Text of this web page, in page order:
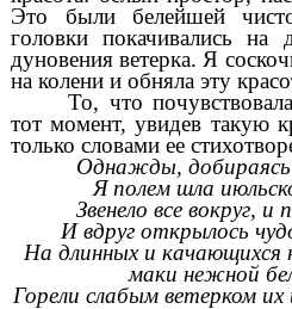
Это были белейшей
головки покачивались на
дуновения ветерка. Я
на колени и обняла эту
То, что
тот момент, увидев такую
только словами ее
Однажды, добираясь
Я полем шла
Звенело все вокруг,
И вдруг открылось
На длинных и качающихся
маки нежной
Горели слабым ветерком